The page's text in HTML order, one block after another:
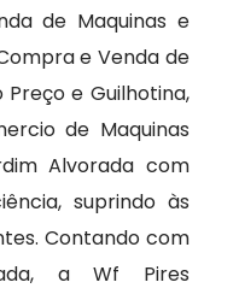
de Maquinas e
e Venda de
Preço e Guilhotina,
de Maquinas
Alvorada com
suprindo às
Contando com
a Wf Pires